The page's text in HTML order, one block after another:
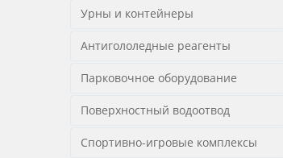
Урны и контейнеры
Антигололедные реагенты
Парковочное оборудование
Поверхностный водоотвод
Спортивно-игровые комплексы